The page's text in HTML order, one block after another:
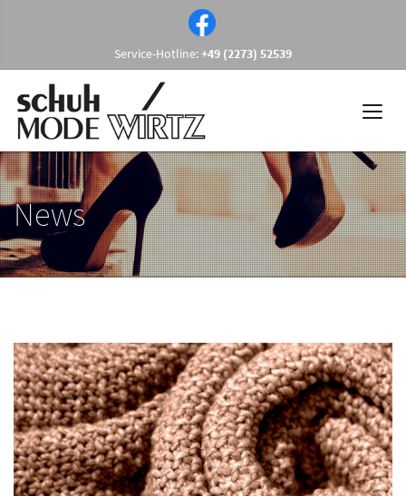
Service-Hotline:+49 (2273) 52539
News